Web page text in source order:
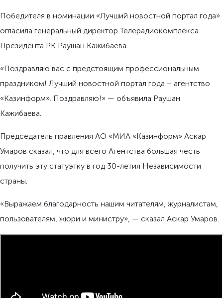
Победителя в номинации «Лучший новостной портал года»
огласила генеральный директор Телерадиокомплекса
Президента РК Раушан Кажибаева.
«Поздравляю вас с предстоящим профессиональным
праздником! Лучший новостной портал года – агентство
«Казинформ». Поздравляю!» — объявила Раушан
Кажибаева.
Председатель правления АО «МИА «Казинформ» Аскар
Умаров сказал, что для всего Агентства большая честь
получить эту статуэтку в год 30-летия Независимости
страны.
«Выражаем благодарность нашим читателям, журналистам,
пользователям, жюри и министру», — сказал Аскар Умаров.